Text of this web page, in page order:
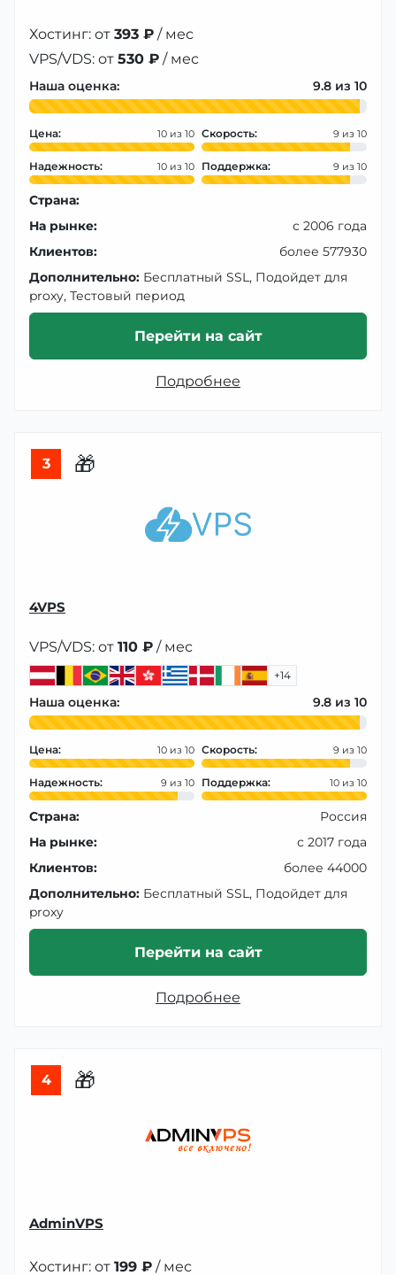
Хостинг: от 393 ₽ / мес
VPS/VDS: от 530 ₽ / мес
Наша оценка: 9.8
Цена: 10 Скорость: 9
Надежность: 10 Поддержка: 9
Страна:
На рынке:
с 2006 года
Клиентов:
более 577930
Дополнительно: Бесплатный SSL, Подойдет для
proxy, Тестовый период
Перейти на сайт
Подробнее
3 🎁
4VPS
VPS/VDS: от 110 ₽ / мес
+14
Наша оценка: 9.8
Цена: 10 Скорость: 9
Надежность: 9 Поддержка: 10
Страна:
Россия
На рынке:
с 2017 года
Клиентов:
более 44000
Дополнительно: Бесплатный SSL, Подойдет для
proxy
Перейти на сайт
Подробнее
4 🎁
AdminVPS
Хостинг: от 199 ₽ / мес